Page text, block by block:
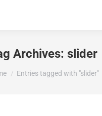
Archives: slider
are here:Entries tagged with "slider"